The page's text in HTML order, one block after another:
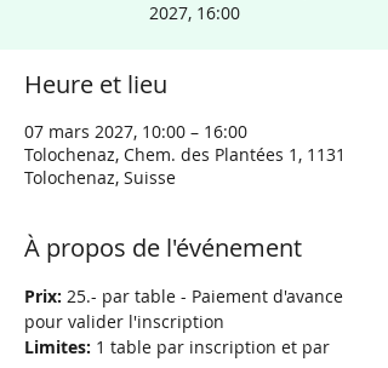
2027, 16:00
Heure et lieu
07 mars 2027, 10:00 – 16:00
Tolochenaz, Chem. des Plantées 1, 1131
Tolochenaz, Suisse
À propos de l'événement
Prix: 25.- par table - Paiement d'avance
pour valider l'inscription
Limites: 1 table par inscription et par